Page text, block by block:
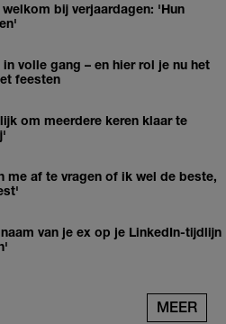
bij verjaardagen: 'Hun
volle gang – en hier rol je nu het
feesten
om meerdere keren klaar te
me af te vragen of ik wel de beste,
van je ex op je LinkedIn-tijdlijn
MEER